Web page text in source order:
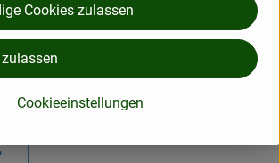
Cookieeinstellungen
Cookies zulassen